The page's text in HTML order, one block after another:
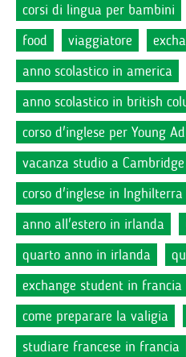
corsi di lingua per bambini
food
viaggiatore
anno scolastico in america
anno scolastico in british
corso d'inglese per Young
vacanza studio a Cambridge
corso d'inglese in Inghilterra
anno all'estero in irlanda
quarto anno in irlanda
exchange student in francia
come preparare la valigia
studiare francese in francia